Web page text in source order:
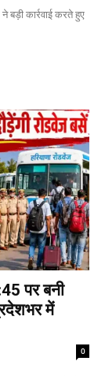
कार्रवाई करते हुए
पर बनी
में
0